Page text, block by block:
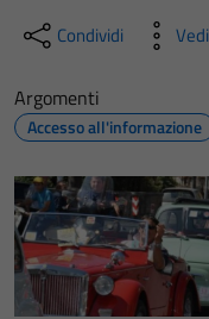
Condividi
Argomenti
Accesso all'informazione